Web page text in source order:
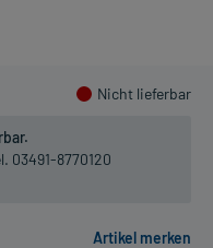
Nicht lieferbar
03491-8770120